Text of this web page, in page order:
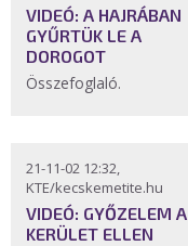
VIDEÓ: A HAJRÁBAN
GYŰRTÜK LE A
DOROGOT
Összefoglaló.
21-11-02 12:32,
KTE/kecskemetite.hu
VIDEÓ: GYŐZELEM A
KERÜLET ELLEN